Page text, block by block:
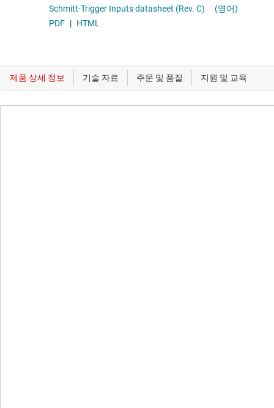
Schmitt-Trigger Inputs datasheet (Rev. C)
(영어)
PDF | HTML